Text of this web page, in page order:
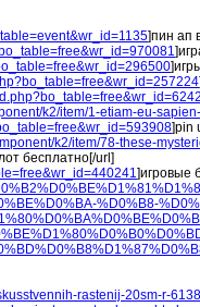
]пин ап
k2/item/1-etiam-eu-
]pin
k2/item/78-these-
бесплатно[/url]
]игровые
%D0%B8-
rastenij-20sm-r-